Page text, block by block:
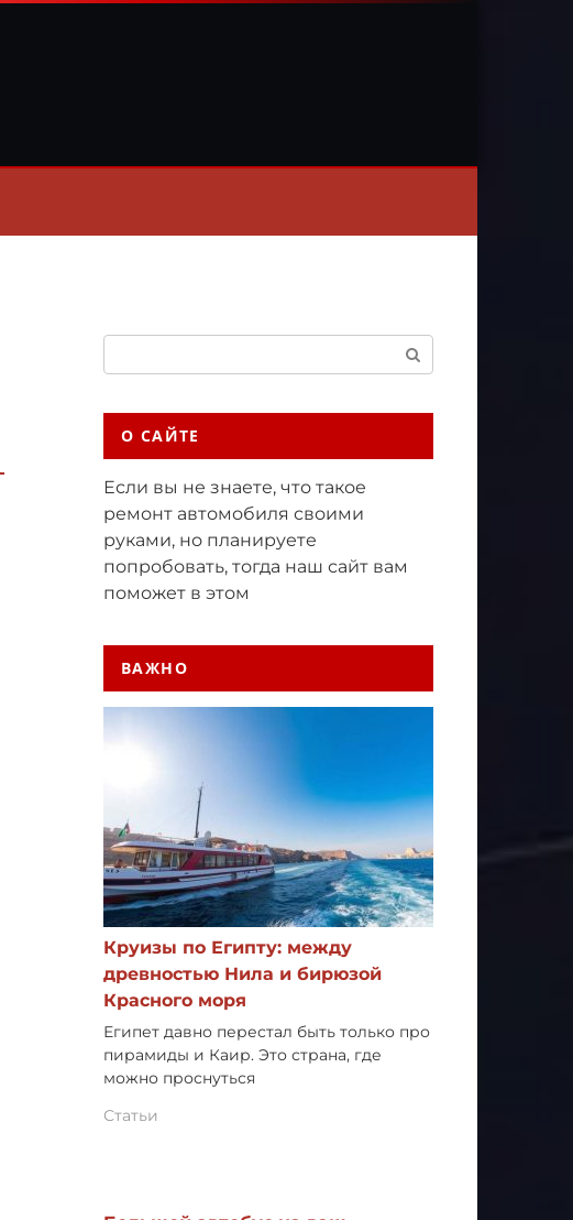
О САЙТЕ
Если вы не знаете, что такое
ремонт автомобиля своими
руками, но планируете
попробовать, тогда наш сайт вам
поможет в этом
ВАЖНО
Круизы по Египту: между
древностью Нила и бирюзой
Красного моря
Египет давно перестал быть только про
пирамиды и Каир. Это страна, где
можно проснуться
Статьи